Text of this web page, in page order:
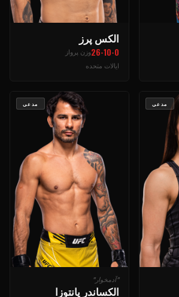
الکس پرز
26-10-0وزن پرواز
ایالات متحده
مدعی مدعی
"آدمخوار"
الکساندر پانتوزا